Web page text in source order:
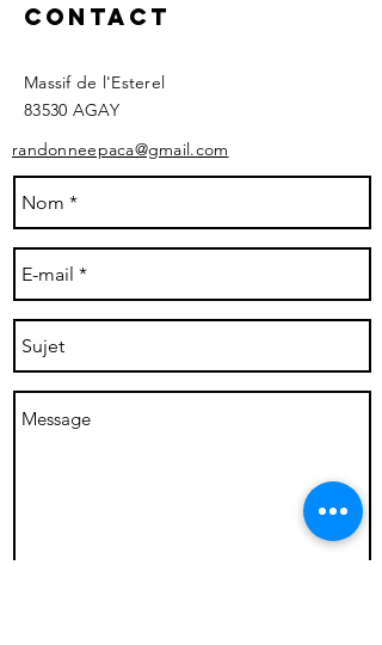
Contact
Massif de l'Esterel
83530 AGAY ​
randonneepaca@gmail.com